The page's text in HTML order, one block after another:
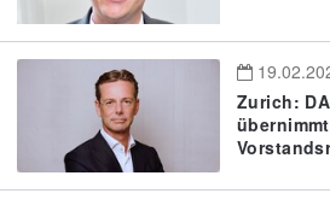
Zurich: